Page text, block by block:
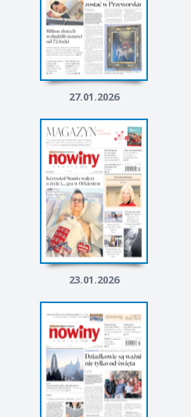
27.01.2026
23.01.2026